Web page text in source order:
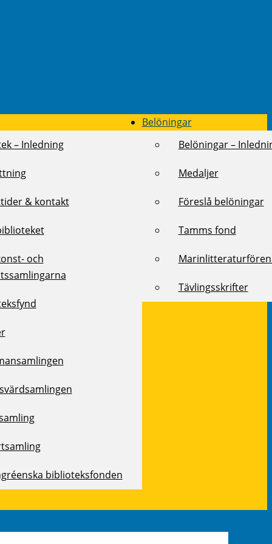
– Inledning
& kontakt
och
biblioteksfonden
Belöningar
Belöningar –
Medaljer
Föreslå belöningar
Tamms fond
Tävlingsskrifter